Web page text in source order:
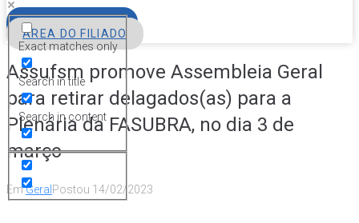
Exact matches only
Search in title
Search in content
ÁREA DO FILIADO
Assufsm promove Assembleia Geral
para retirar delagados(as) para a
Plenária da FASUBRA, no dia 3 de
março
EmGeral Postou 14/02/2023